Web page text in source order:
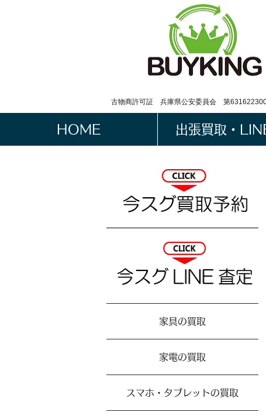
古物商許可証 兵庫県公安委員会 第
HOME 出張買取・
家具の買取
家電の買取
スマホ・タブレットの買取